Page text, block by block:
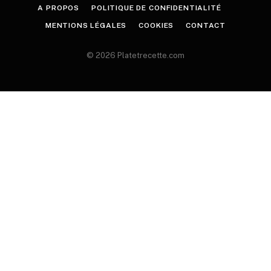
A PROPOS POLITIQUE DE CONFIDENTIALITÉ
MENTIONS LÉGALES COOKIES CONTACT
© 2026 Platetrecette.com